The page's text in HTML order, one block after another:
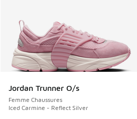
Jordan Trunner O/s
Femme Chaussures
Iced Carmine - Reflect Silver